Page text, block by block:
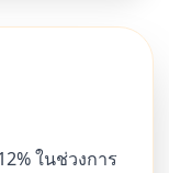
ในช่วงการ